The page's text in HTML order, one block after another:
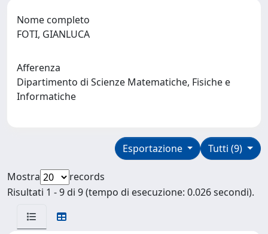
Nome completo
FOTI, GIANLUCA
Afferenza
Dipartimento di Scienze Matematiche, Fisiche e
Informatiche
Tutti (9)
Esportazione
Mostra
records
Risultati 1 - 9 di 9 (tempo di esecuzione: 0.026 secondi).